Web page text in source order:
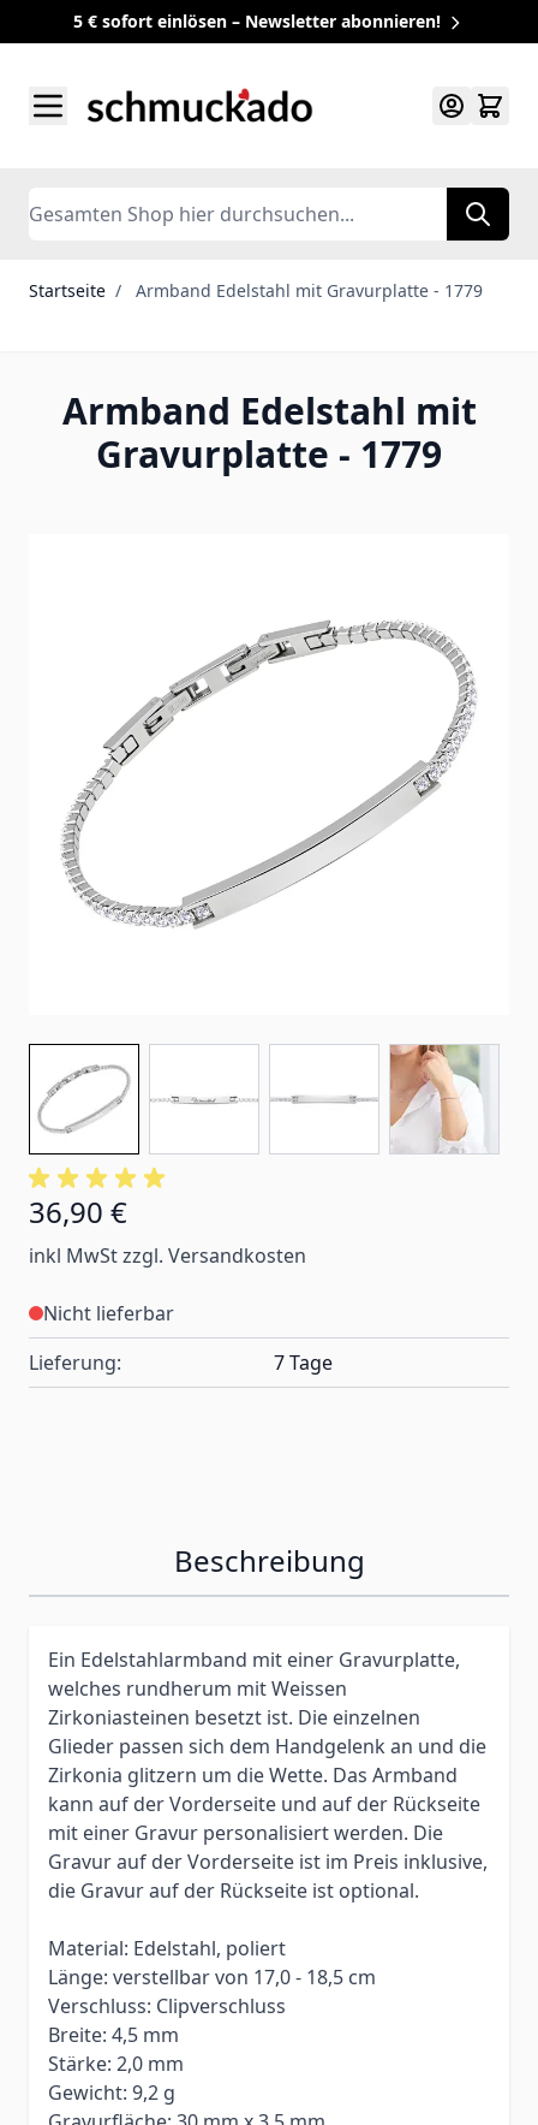
5 € sofort einlösen – Newsletter abonnieren!
Search
Startseite / Armband Edelstahl mit Gravurplatte - 1779
Armband Edelstahl mit
Gravurplatte - 1779
36,90 €
inkl MwSt zzgl. Versandkosten
Nicht lieferbar
Lieferung:
7 Tage
Beschreibung
Ein Edelstahlarmband mit einer Gravurplatte,
welches rundherum mit Weissen
Zirkoniasteinen besetzt ist. Die einzelnen
Glieder passen sich dem Handgelenk an und die
Zirkonia glitzern um die Wette. Das Armband
kann auf der Vorderseite und auf der Rückseite
mit einer Gravur personalisiert werden. Die
Gravur auf der Vorderseite ist im Preis inklusive,
die Gravur auf der Rückseite ist optional.
Material: Edelstahl, poliert
Länge: verstellbar von 17,0 - 18,5 cm
Verschluss: Clipverschluss
Breite: 4,5 mm
Stärke: 2,0 mm
Gewicht: 9,2 g